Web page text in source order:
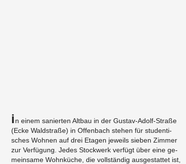
In einem sa­nier­ten Alt­bau in der Gus­tav-Adolf-Stra­ße
(Ecke Wald­stra­ße) in Of­fen­bach ste­hen für stu­den­ti­
sches Woh­nen auf drei Eta­gen je­weils sie­ben Zim­mer
zur Ver­fü­gung. Jedes Stock­werk ver­fügt über eine ge­
mein­sa­me Wohn­kü­che, die voll­stän­dig aus­ge­stat­tet ist,